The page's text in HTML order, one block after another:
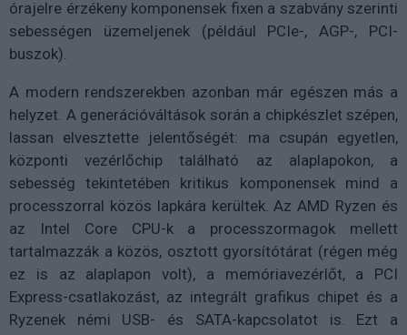
órajelre érzékeny komponensek fixen a szabvány szerinti
sebességen üzemeljenek (például PCIe-, AGP-, PCI-
buszok).
A modern rendszerekben azonban már egészen más a
helyzet. A generációváltások során a chipkészlet szépen,
lassan elvesztette jelentőségét: ma csupán egyetlen,
központi vezérlőchip található az alaplapokon, a
sebesség tekintetében kritikus komponensek mind a
processzorral közös lapkára kerültek. Az AMD Ryzen és
az Intel Core CPU-k a processzormagok mellett
tartalmazzák a közös, osztott gyorsítótárat (régen még
ez is az alaplapon volt), a memóriavezérlőt, a PCI
Express-csatlakozást, az integrált grafikus chipet és a
Ryzenek némi USB- és SATA-kapcsolatot is. Ezt a